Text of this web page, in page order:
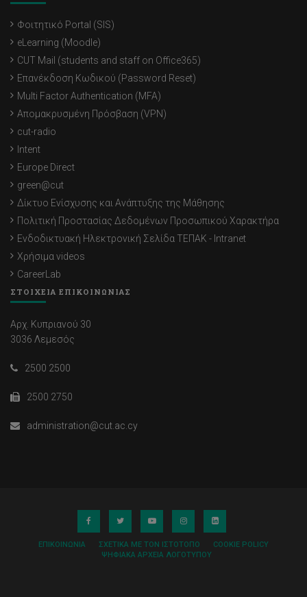
Φοιτητικό Portal (SIS)
eLearning (Moodle)
CUT Mail (students and staff on Office365)
Επανέκδοση Κωδικού (Password Reset)
Multi Factor Authentication (MFA)
Απομακρυσμένη Πρόσβαση (VPN)
cut-radio
Intent
Europe Direct
green@cut
Δίκτυο Ενίσχυσης και Ανάπτυξης της Μάθησης
Πολιτική Προστασίας Δεδομένων Προσωπικού Χαρακτήρα
Ενδοδικτυακή Ηλεκτρονική Σελίδα ΤΕΠΑΚ - Intranet
Χρήσιμα videos
CareerLab
ΣΤΟΙΧΕΙΑ ΕΠΙΚΟΙΝΩΝΙΑΣ
Αρχ. Κυπριανού 30
3036 Λεμεσός
2500 2500
2500 2750
administration@cut.ac.cy
ΕΠΙΚΟΙΝΩΝΊΑ ΣΧΕΤΙΚΆ ΜΕ ΤΟΝ ΙΣΤΌΤΟΠΟ
COOKIE POLICY
ΨΗΦΙΑΚΆ ΑΡΧΕΊΑ ΛΟΓΌΤΥΠΟΥ